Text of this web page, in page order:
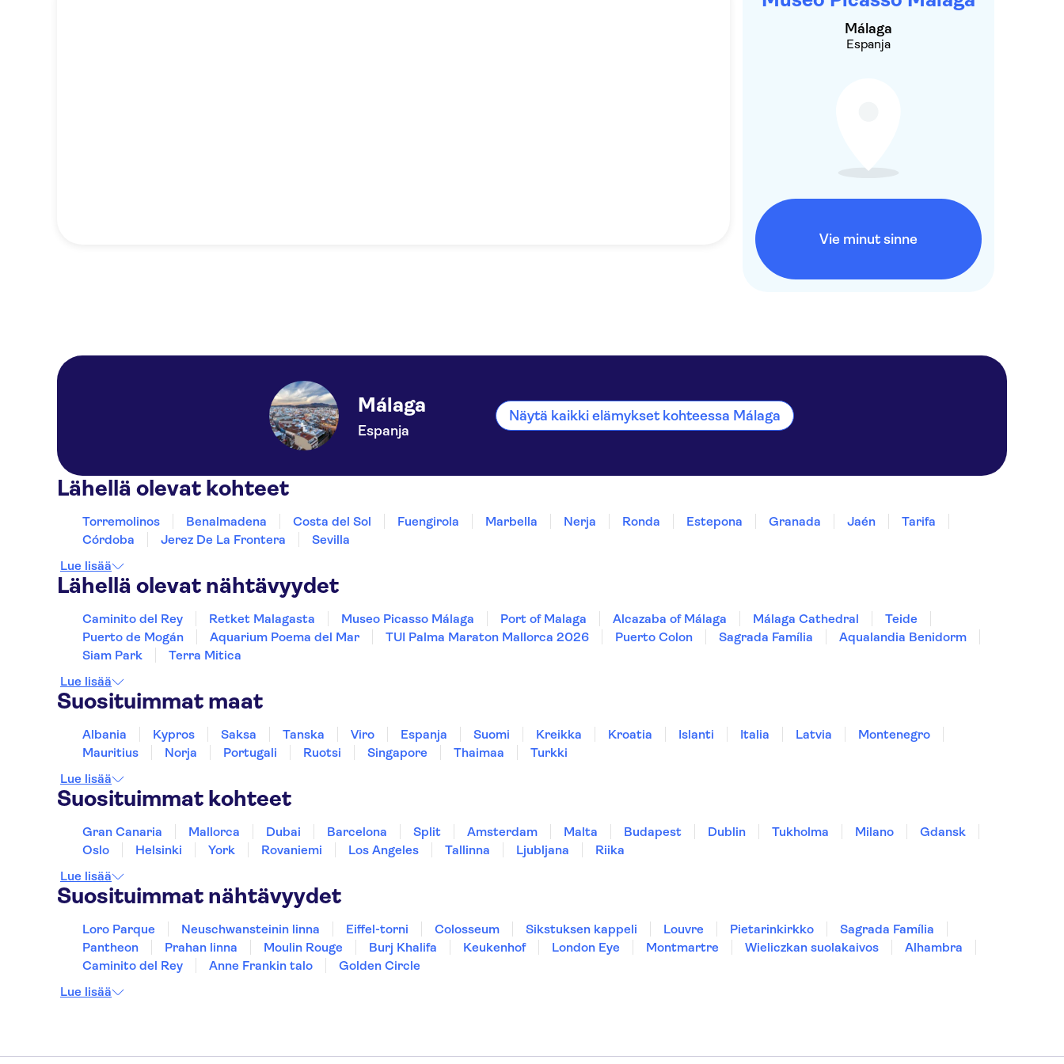
Málaga
Espanja
Vie minut sinne
Málaga
Espanja
Näytä kaikki elämykset kohteessa Málaga
Lähellä olevat kohteet
Torremolinos Benalmadena Costa del Sol Fuengirola Marbella Nerja Ronda Estepona Granada Jaén
Tarifa
Córdoba
Jerez De La Frontera
Sevilla
Lue lisää
Lähellä olevat nähtävyydet
Caminito del Rey Retket Malagasta Museo Picasso Málaga Port of Malaga Alcazaba of Málaga Málaga Cathedral
Teide
Puerto de Mogán
Aquarium Poema del Mar TUI Palma Maraton Mallorca 2026 Puerto Colon Sagrada Família
Aqualandia Benidorm
Siam Park
Terra Mitica
Lue lisää
Suosituimmat maat
Albania Kypros Saksa Tanska Viro Espanja Suomi Kreikka Kroatia Islanti Italia Latvia
Montenegro
Mauritius
Norja Portugali Ruotsi Singapore Thaimaa
Turkki
Lue lisää
Suosituimmat kohteet
Gran Canaria Mallorca Dubai Barcelona Split Amsterdam Malta Budapest Dublin Tukholma Milano
Gdansk
Oslo
Helsinki York Rovaniemi Los Angeles Tallinna Ljubljana
Riika
Lue lisää
Suosituimmat nähtävyydet
Loro Parque Neuschwansteinin linna Eiffel-torni Colosseum Sikstuksen kappeli Louvre Pietarinkirkko
Sagrada Família
Pantheon
Prahan linna Moulin Rouge Burj Khalifa Keukenhof London Eye Montmartre Wieliczkan suolakaivos
Alhambra
Caminito del Rey
Anne Frankin talo
Golden Circle
Lue lisää